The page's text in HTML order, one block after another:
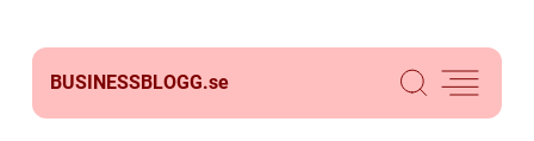
BUSINESSBLOGG.se